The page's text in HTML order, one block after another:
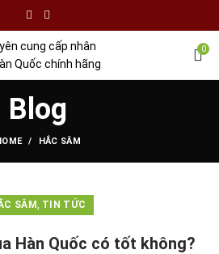
0
Blog
HẮC SÂM
SÂM, TIN TỨC
Hàn Quốc có tốt không?